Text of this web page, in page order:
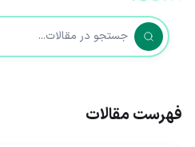
فهرست مقالات